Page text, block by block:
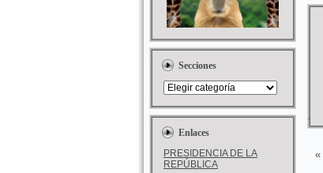
Secciones
Enlaces
PRESIDENCIA DE LA
REPÚBLICA
«